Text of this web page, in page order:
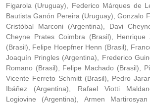
Figarola (Uruguay), Federico Márques de
Bautista Ganón Pereira (Uruguay), Gonzalo
Cristóbal Marconi (Argentina), Davi
Cheyne Prates Coimbra (Brasil), Henrique
(Brasil), Felipe Hoepfner Henn (Brasil),
Joaquín Pringles (Argentina), Frederico
Romano (Brasil), Felipe Machado (Brasil),
Vicente Ferreto Schmitt (Brasil), Pedro
Ibáñez (Argentina), Rafael Viotti
Logiovine (Argentina), Armen